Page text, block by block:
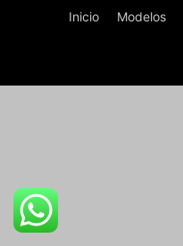
Inicio Modelos